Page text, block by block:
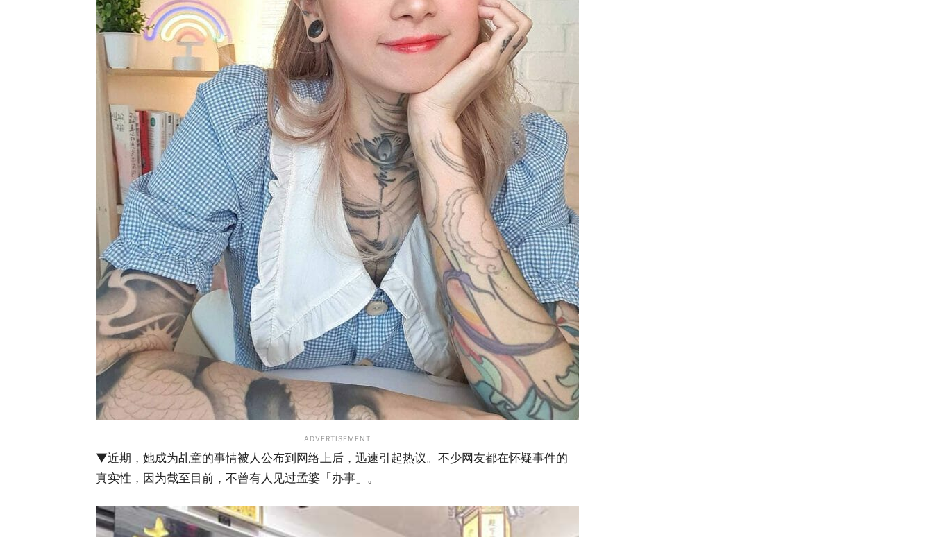
ADVERTISEMENT
▼近期，她成为乩童的事情被人公布到网络上后，迅速引起热议。不少网友都在怀疑事件的
真实性，因为截至目前，不曾有人见过孟婆「办事」。